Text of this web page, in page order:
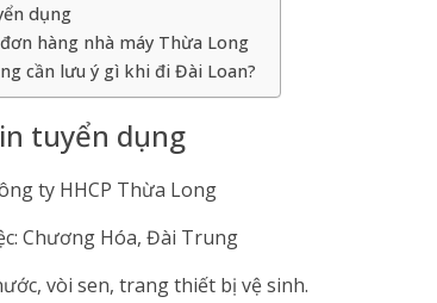
dụng
hàng nhà máy Thừa Long
cần lưu ý gì khi đi Đài Loan?
tuyển dụng
ty HHCP Thừa Long
Chương Hóa, Đài Trung
vòi sen, trang thiết bị vệ sinh.